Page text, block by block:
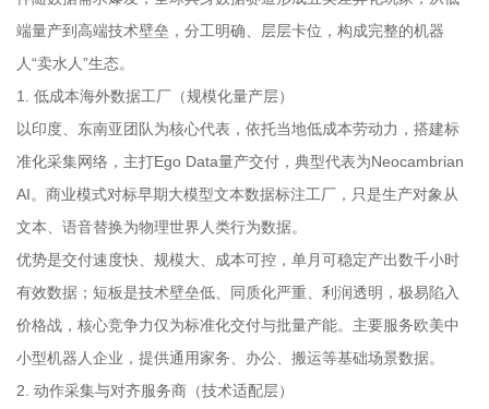
端量产到高端技术壁垒，分工明确、层层卡位，构成完整的机器
人“卖水人”生态。
1. 低成本海外数据工厂（规模化量产层）
以印度、东南亚团队为核心代表，依托当地低成本劳动力，搭建标
准化采集网络，主打Ego Data量产交付，典型代表为Neocambrian
AI。商业模式对标早期大模型文本数据标注工厂，只是生产对象从
文本、语音替换为物理世界人类行为数据。
优势是交付速度快、规模大、成本可控，单月可稳定产出数千小时
有效数据；短板是技术壁垒低、同质化严重、利润透明，极易陷入
价格战，核心竞争力仅为标准化交付与批量产能。主要服务欧美中
小型机器人企业，提供通用家务、办公、搬运等基础场景数据。
2. 动作采集与对齐服务商（技术适配层）